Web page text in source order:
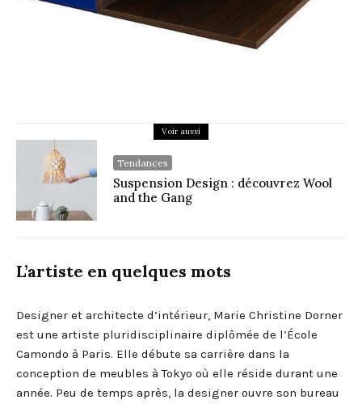
Voir aussi
Tendances
Suspension Design : découvrez Wool
and the Gang
L’artiste en quelques mots
Designer et architecte d’intérieur, Marie Christine Dorner
est une artiste pluridisciplinaire diplômée de l’École
Camondo à Paris. Elle débute sa carrière dans la
conception de meubles à Tokyo où elle réside durant une
année. Peu de temps après, la designer ouvre son bureau